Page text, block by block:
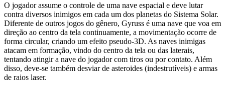
O jogador assume o controle de uma nave espacial e deve lutar
contra diversos inimigos em cada um dos planetas do Sistema Solar.
Diferente de outros jogos do gênero, Gyruss é uma nave que voa em
direção ao centro da tela continuamente, a movimentação ocorre de
forma circular, criando um efeito pseudo-3D. As naves inimigas
atacam em formação, vindo do centro da tela ou das laterais,
tentando atingir a nave do jogador com tiros ou por contato. Além
disso, deve-se também desviar de asteroides (indestrutíveis) e armas
de raios laser.